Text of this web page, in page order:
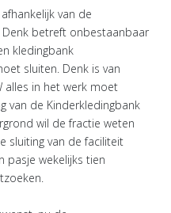
van de
betreft onbestaanbaar
kledingbank
sluiten. Denk is van
alles in het werk moet
van de Kinderkledingbank
wil de fractie weten
sluiting van de faciliteit
pasje wekelijks tien